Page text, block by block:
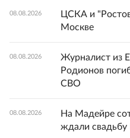
08.08.2026
ЦСКА и
Москве
08.08.2026
Журналист из
Родионов
СВО
08.08.2026
На Мадейре
ждали свадьбу